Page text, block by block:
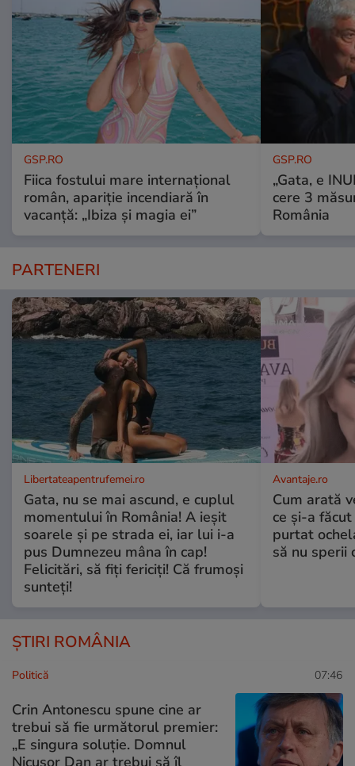
GSP.RO
Fiica fostului mare internațional
român, apariție incendiară în
vacanță: „Ibiza și magia ei”
GSP.RO
„Gata, e
cere 3
România
PARTENERI
Libertateapentrufemei.ro
Gata, nu se mai ascund, e cuplul
momentului în România! A ieșit
soarele și pe strada ei, iar lui i-a
pus Dumnezeu mâna în cap!
Felicitări, să fiți fericiți! Că frumoși
sunteți!
Avantaje.ro
Cum arată
ce și-a
purtat
să nu sperii
ȘTIRI ROMÂNIA
Politică 07:46
Crin Antonescu spune cine ar
trebui să fie următorul premier:
„E singura soluție. Domnul
Nicușor Dan ar trebui să îl